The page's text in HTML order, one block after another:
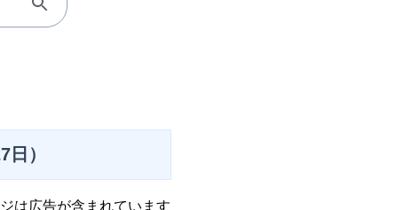
）
は広告が含まれています